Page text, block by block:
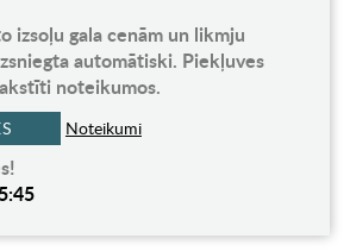
izsoļu gala cenām un likmju
automātiski. Piekļuves
noteikumos.
Noteikumi